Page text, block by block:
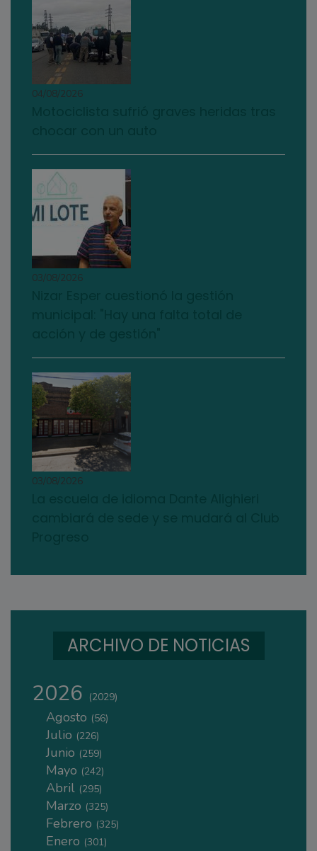
04/08/2026
03/08/2026
03/08/2026
ARCHIVO DE NOTICIAS
2026 (2029)
Agosto (56)
Julio (226)
Junio (259)
Mayo (242)
Abril (295)
Marzo (325)
Febrero (325)
Enero (301)